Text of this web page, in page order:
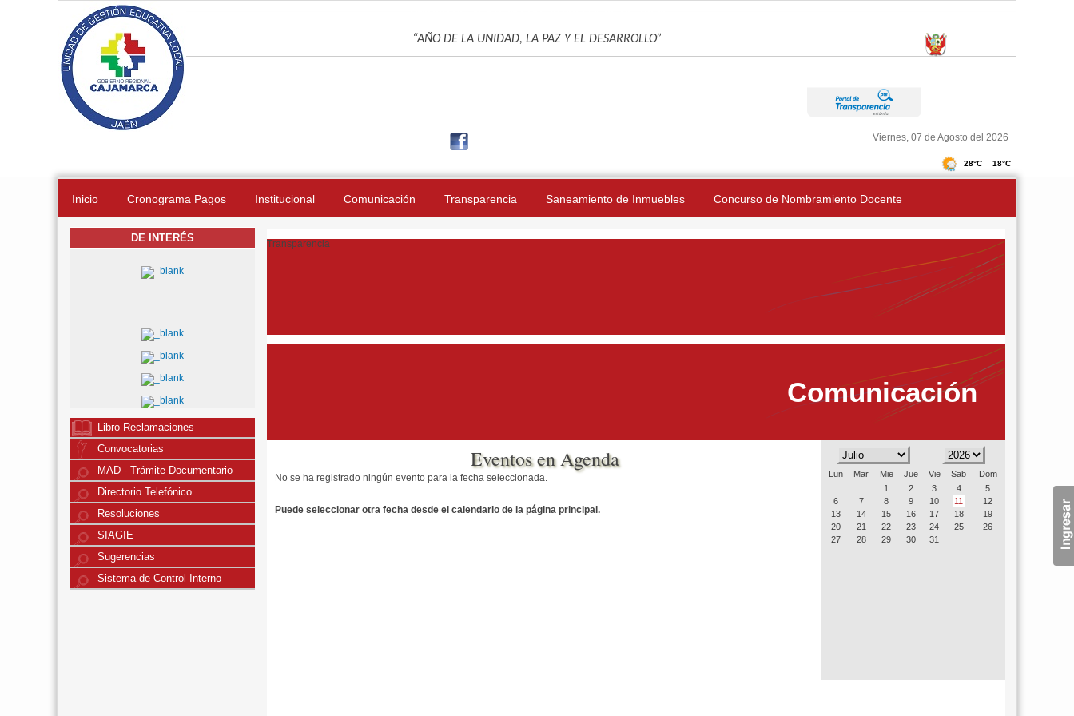
Pasar al contenido principal
“AÑO DE LA UNIDAD, LA PAZ Y EL DESARROLLO”
Viernes, 07 de Agosto del 2026
Inicio Cronograma Pagos Institucional Comunicación Transparencia Saneamiento de Inmuebles Concurso de Nombramiento Docente
DE INTERÉS
Libro Reclamaciones
Convocatorias
MAD - Trámite Documentario
Directorio Telefónico
Resoluciones
SIAGIE
Sugerencias
Sistema de Control Interno
Transparencia
Comunicación
Lun Mar Mie Jue Vie Sab
Dom
1
2 3 4
5
6
7 8 9 10 11
12
13
14 15 16 17 18
19
20
21 22 23 24 25
26
27
28 29 30 31
Eventos en Agenda
No se ha registrado ningún evento para la fecha seleccionada.
Puede seleccionar otra fecha desde el calendario de la página principal.